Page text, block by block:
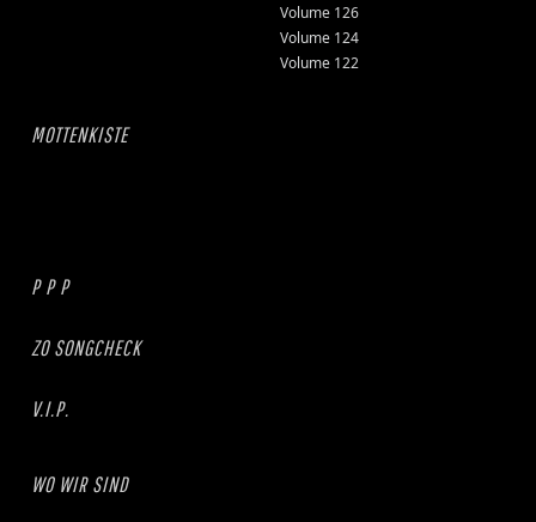
Volume 126
Volume 124
Volume 122
MOTTENKISTE
P P P
ZO SONGCHECK
V.I.P.
WO WIR SIND